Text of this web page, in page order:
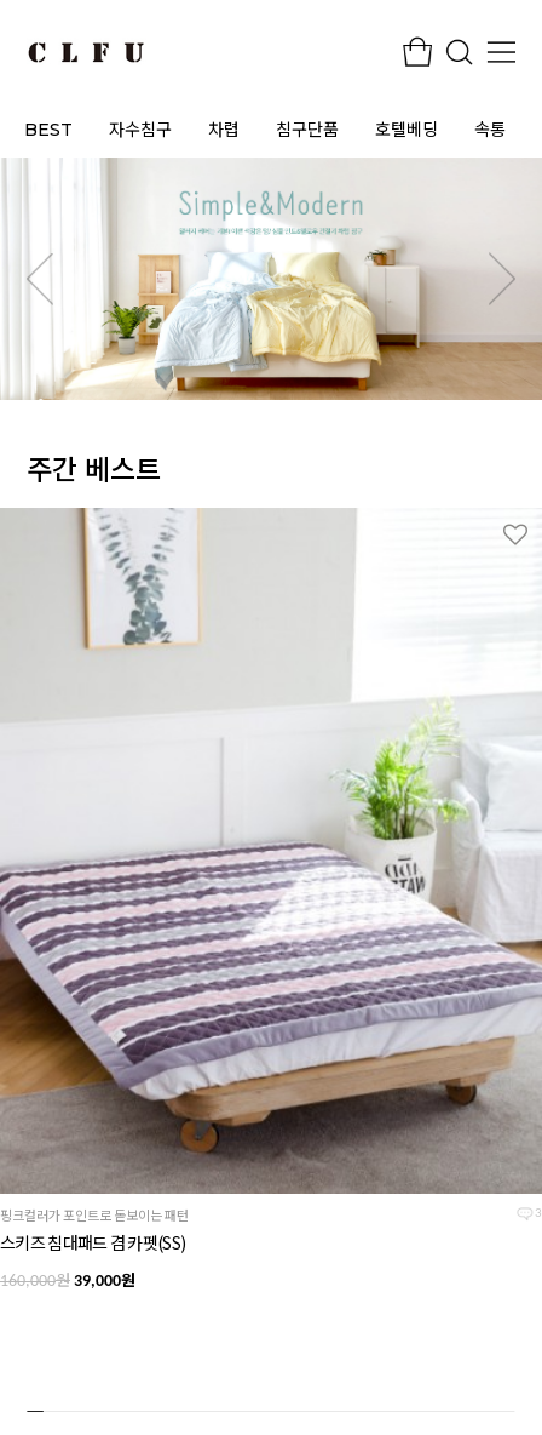
BEST 자수침구 차렵 침구단품 호텔베딩 속통
주간 베스트
3
핑크컬러가 포인트로 돋보이는 패턴
스키즈 침대패드 겸 카펫(SS)
160,000원 39,000원